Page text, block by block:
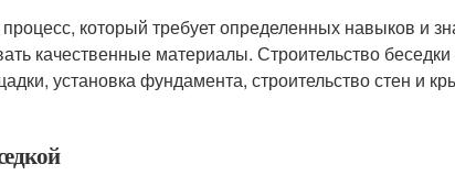
процесс, который требует определенных навыков и
качественные материалы. Строительство
установка фундамента, строительство стен и